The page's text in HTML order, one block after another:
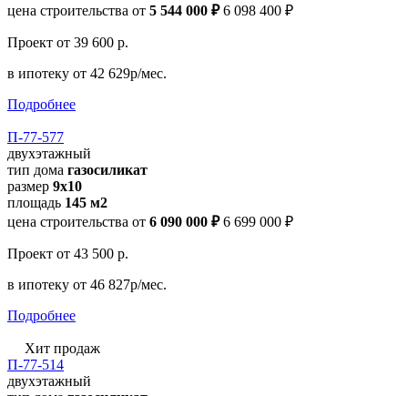
цена строительства от 5 544 000 ₽ 6 098 400 ₽
Проект от 39 600 р.
в ипотеку от 42 629р/мес.
Подробнее
П-77-577
двухэтажный
тип дома газосиликат
размер 9х10
площадь 145 м2
цена строительства от 6 090 000 ₽ 6 699 000 ₽
Проект от 43 500 р.
в ипотеку от 46 827р/мес.
Подробнее
Хит продаж
П-77-514
двухэтажный